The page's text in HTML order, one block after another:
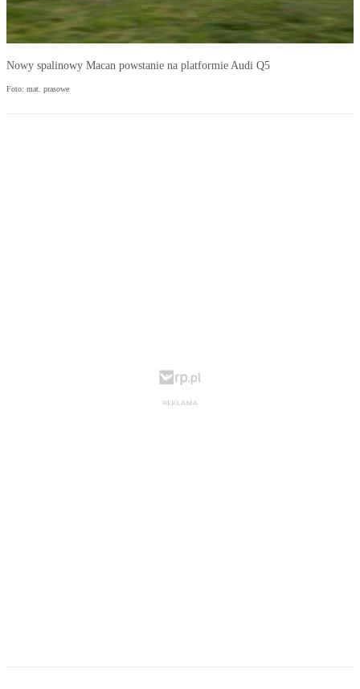
Nowy spalinowy Macan powstanie na platformie Audi Q5
Foto: mat. prasowe